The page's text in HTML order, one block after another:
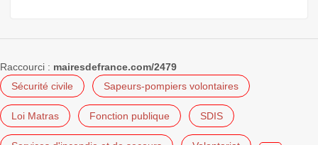
Raccourci : mairesdefrance.com/2479
Sécurité civile
Sapeurs-pompiers volontaires
Loi Matras Fonction publique SDIS